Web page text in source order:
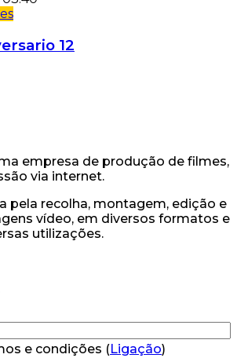
12
empresa de produção de filmes,
via internet.
pela recolha, montagem, edição e
vídeo, em diversos formatos e
utilizações.
e condições (Ligação)